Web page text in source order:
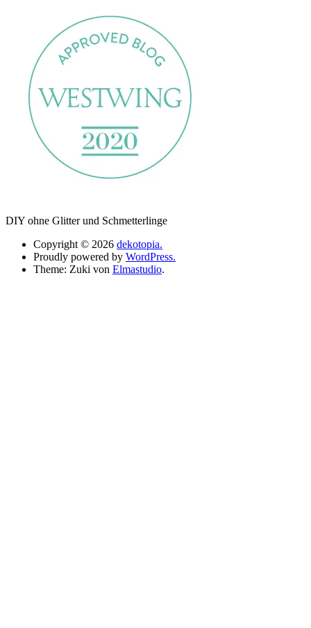
DIY ohne Glitter und Schmetterlinge
Copyright © 2026 dekotopia.
Proudly powered by WordPress.
Theme: Zuki von Elmastudio.